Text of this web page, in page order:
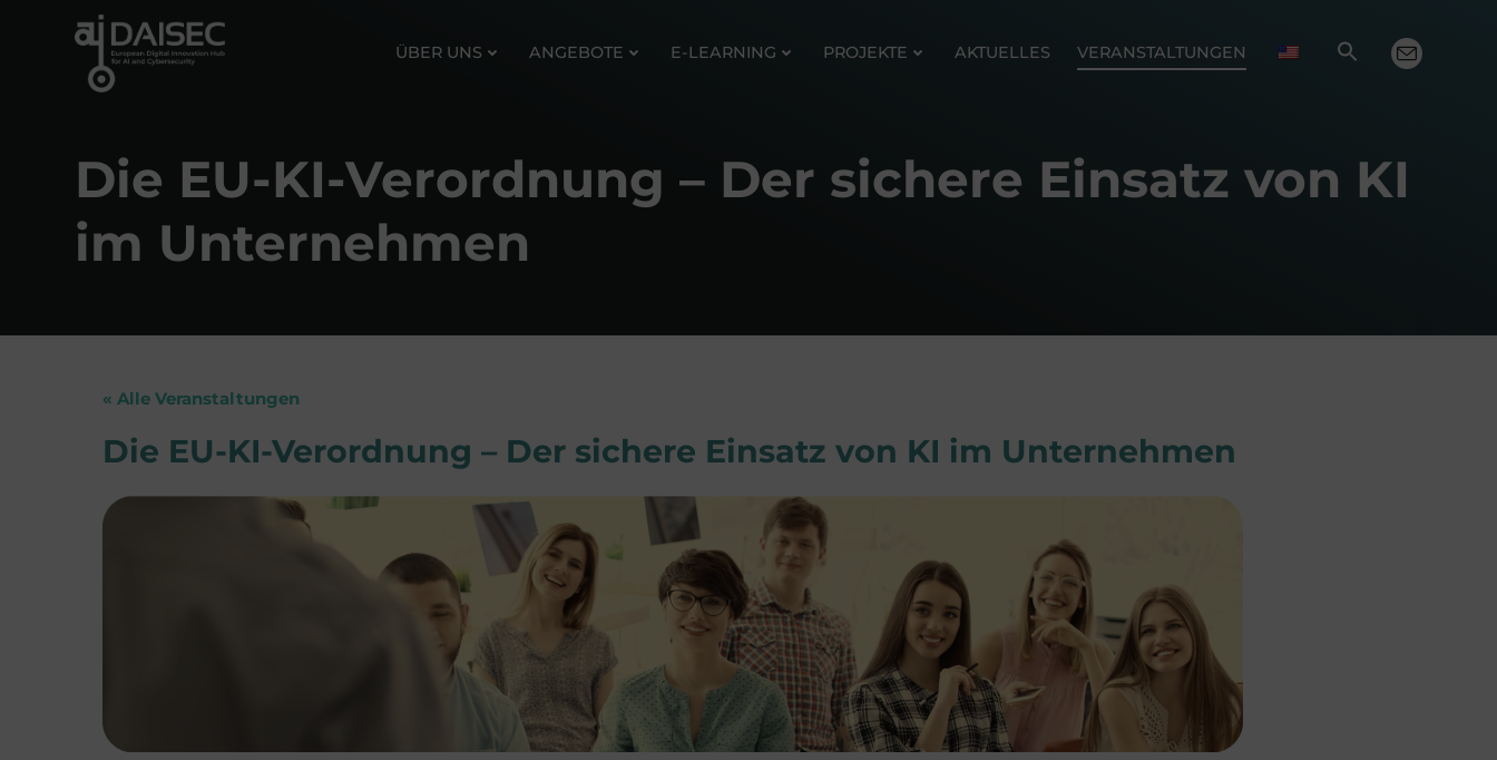
ÜBER UNS ANGEBOTE E-LEARNING PROJEKTE AKTUELLES VERANSTALTUNGEN
Die EU-KI-Verordnung – Der sichere Einsatz von KI
im Unternehmen
« Alle Veranstaltungen
Die EU-KI-Verordnung – Der sichere Einsatz von KI im Unternehmen